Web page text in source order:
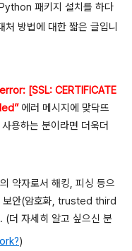
패키지 설치를 하다
처 방법에 대한 짧은 글입니
[SSL: CERTIFICATE
에러 메시지에 맞닥뜨
용하는 분이라면 더욱더
약자로서 해킹, 피싱 등으
보안(암호화, trusted third
(더 자세히 알고 싶으신 분
)